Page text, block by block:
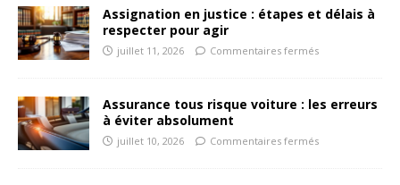
Assignation en justice : étapes et délais à
respecter pour agir
juillet 11, 2026 Commentaires fermés
Assurance tous risque voiture : les erreurs
à éviter absolument
juillet 10, 2026 Commentaires fermés